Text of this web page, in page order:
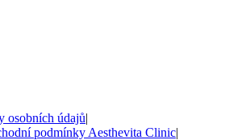
osobních údajů|
podmínky Aesthevita Clinic|